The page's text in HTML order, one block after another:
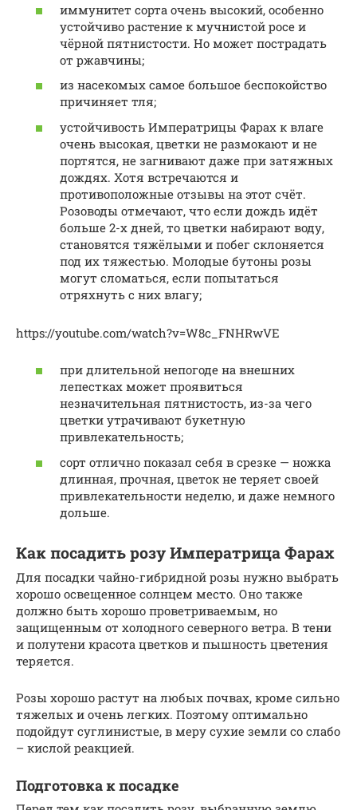
иммунитет сорта очень высокий, особенно
устойчиво растение к мучнистой росе и
чёрной пятнистости. Но может пострадать
от ржавчины;
из насекомых самое большое беспокойство
причиняет тля;
устойчивость Императрицы Фарах к влаге
очень высокая, цветки не размокают и не
портятся, не загнивают даже при затяжных
дождях. Хотя встречаются и
противоположные отзывы на этот счёт.
Розоводы отмечают, что если дождь идёт
больше 2-х дней, то цветки набирают воду,
становятся тяжёлыми и побег склоняется
под их тяжестью. Молодые бутоны розы
могут сломаться, если попытаться
отряхнуть с них влагу;
https://youtube.com/watch?v=W8c_FNHRwVE
при длительной непогоде на внешних
лепестках может проявиться
незначительная пятнистость, из-за чего
цветки утрачивают букетную
привлекательность;
сорт отлично показал себя в срезке — ножка
длинная, прочная, цветок не теряет своей
привлекательности неделю, и даже немного
дольше.
Как посадить розу Императрица Фарах
Для посадки чайно-гибридной розы нужно выбрать
хорошо освещенное солнцем место. Оно также
должно быть хорошо проветриваемым, но
защищенным от холодного северного ветра. В тени
и полутени красота цветков и пышность цветения
теряется.
Розы хорошо растут на любых почвах, кроме сильно
тяжелых и очень легких. Поэтому оптимально
подойдут суглинистые, в меру сухие земли со слабо
– кислой реакцией.
Подготовка к посадке